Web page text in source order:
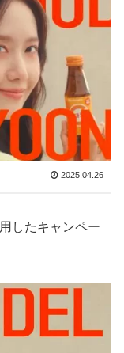
2025.04.26
したキャンペー